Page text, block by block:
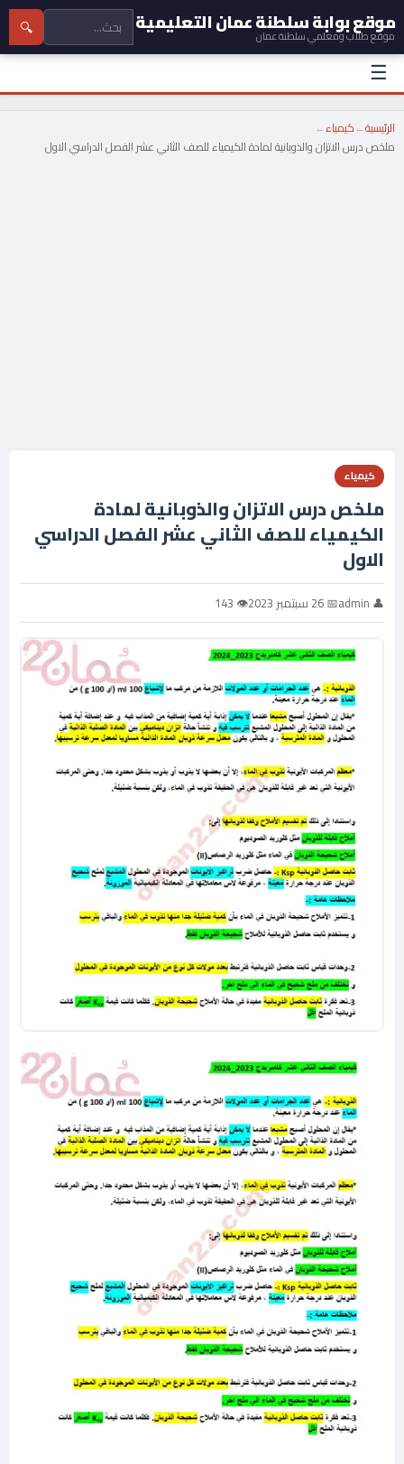
موقع بوابة سلطنة عمان التعليمية
موقع طلاب ومعلمي سلطنة عمان 🔍
☰
الرئيسية←كيمياء←
ملخص درس الاتزان والذوبانية لمادة الكيمياء للصف الثاني عشر الفصل الدراسي الاول
كيمياء
ملخص درس الاتزان والذوبانية لمادة
الكيمياء للصف الثاني عشر الفصل الدراسي
الاول
👤 admin 📅 26 سبتمبر 2023 👁 143